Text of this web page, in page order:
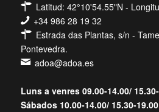
Latitud: 42°10'54.55"N -
+34 986 28 19 32
Estrada das Plantas, s/n -
Pontevedra.
adoa@adoa.es
Luns a venres 09.00-14.00/
Sábados 10.00-14.00/ 15.30-19.00